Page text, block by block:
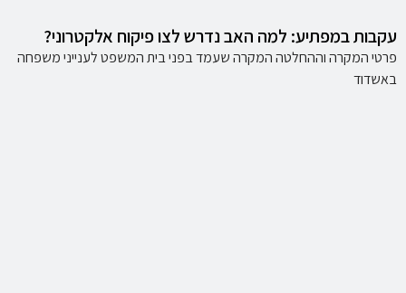
עקבות במפתיע: למה האב נדרש לצו פיקוח אלקטרוני?
פרטי המקרה וההחלטה המקרה שעמד בפני בית המשפט לענייני משפחה
באשדוד